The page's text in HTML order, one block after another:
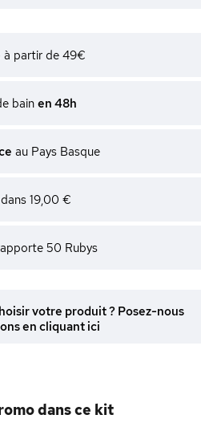
à partir de 49€
bain en 48h
au Pays Basque
dans 19,00 €
50 Rubys
votre produit ? Posez-nous
en cliquant ici
dans ce kit